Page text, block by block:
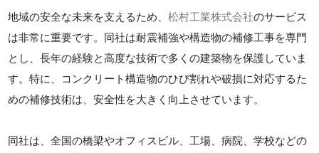
地域の安全な未来を支えるため、松村工業株式会社のサービス
は非常に重要です。同社は耐震補強や構造物の補修工事を専門
とし、長年の経験と高度な技術で多くの建築物を保護していま
す。特に、コンクリート構造物のひび割れや破損に対応するた
めの補修技術は、安全性を大きく向上させています。
同社は、全国の橋梁やオフィスビル、工場、病院、学校などの